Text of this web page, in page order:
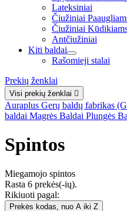
Lateksiniai
Čiužiniai
Čiužiniai
Antčiužiniai
Kiti baldai
Rašomieji stalai
Prekių ženklai
Visi prekių ženklai 
Auraplus Gerų baldų fabrikas
baldai Magrės Baldai Plungės
Spintos
Miegamojo spintos
Rasta 6 prekės(-ių).
Rikiuoti pagal:
Prekės kodas, nuo A iki Z